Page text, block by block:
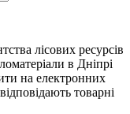
лісових ресурсів
в Дніпрі
на електронних
товарні